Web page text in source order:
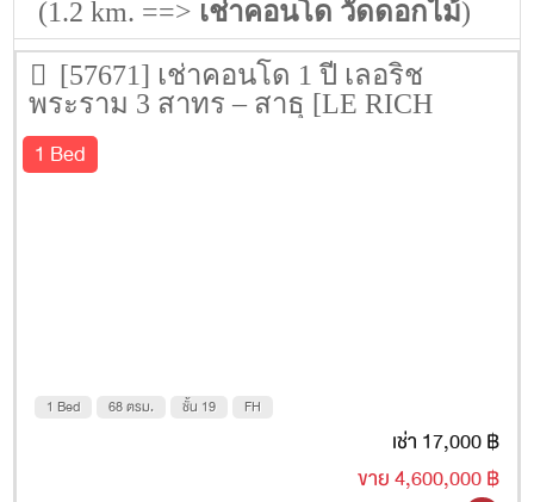
(1.2 km. ==> เช่าคอนโด วัดดอกไม้)
[57671] เช่าคอนโด 1 ปี เลอริช
พระราม 3 สาทร – สาธุ [LE RICH
RAMA 3 SATHON – SATHU] 68 ตรม.
ชั้น 19
1 Bed
1 Bed 68 ตรม. ชั้น 19 FH
เช่า 17,000 ฿
ขาย 4,600,000 ฿